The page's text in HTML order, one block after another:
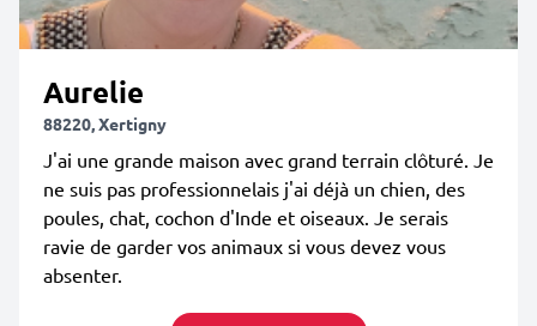
Aurelie
88220, Xertigny
J'ai une grande maison avec grand terrain clôturé. Je
ne suis pas professionnelais j'ai déjà un chien, des
poules, chat, cochon d'Inde et oiseaux. Je serais
ravie de garder vos animaux si vous devez vous
absenter.